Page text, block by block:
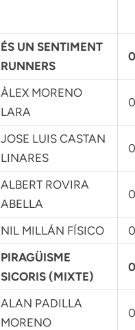
ÉS UN SENTIMENT
RUNNERS
ÀLEX MORENO
LARA
JOSE LUIS CASTAN
LINARES
ALBERT ROVIRA
ABELLA
NIL MILLÁN FÍSICO
PIRAGÜISME
SICORIS (MIXTE)
ALAN PADILLA
MORENO